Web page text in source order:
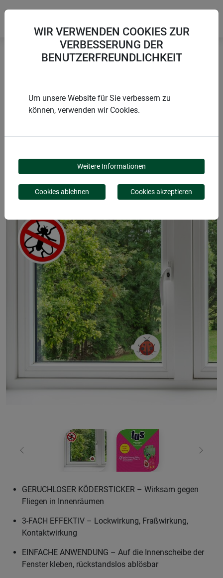
TUS FLIEGEN STICKER
1 & 1 PACK
Zurück Weiter
GERUCHLOSER KÖDERSTICKER – Wirksam gegen
Fliegen in Innenräumen
3-FACH EFFEKTIV – Lockwirkung, Fraßwirkung,
Kontaktwirkung
EINFACHE ANWENDUNG – Auf die Innenscheibe der
Fenster kleben, rückstandslos ablösbar
WIR VERWENDEN COOKIES ZUR
VERBESSERUNG DER
BENUTZERFREUNDLICHKEIT
Um unsere Website für Sie verbessern zu
können, verwenden wir Cookies.
Weitere Informationen
Cookies ablehnen Cookies akzeptieren